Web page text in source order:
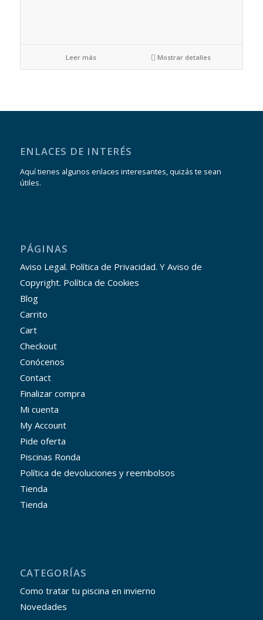
Leer más Mostrar detalles
ENLACES DE INTERÉS
Aquí tienes algunos enlaces interesantes, quizás te sean
útiles.
PÁGINAS
Aviso Legal. Política de Privacidad. Y Aviso de
Copyright. Política de Cookies
Blog
Carrito
Cart
Checkout
Conócenos
Contact
Finalizar compra
Mi cuenta
My Account
Pide oferta
Piscinas Ronda
Política de devoluciones y reembolsos
Tienda
Tienda
CATEGORÍAS
Como tratar tu piscina en invierno
Novedades